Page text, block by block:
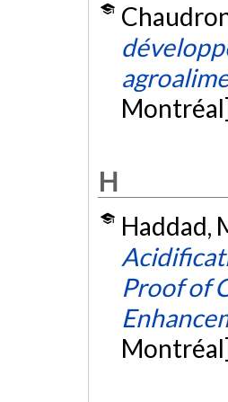
H
Haddad,
Proof of